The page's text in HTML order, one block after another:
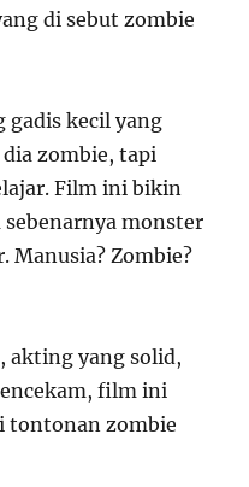
di sebut zombie
gadis kecil yang
zombie, tapi
Film ini bikin
monster
Manusia? Zombie?
akting yang solid,
film ini
tontonan zombie